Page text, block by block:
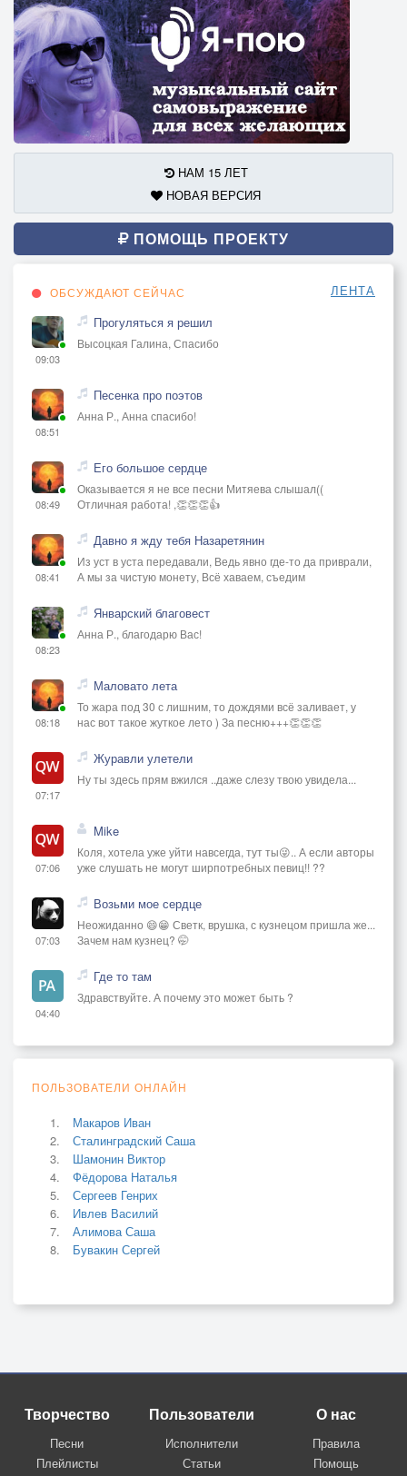
НАМ 15 ЛЕТ
НОВАЯ ВЕРСИЯ
ПОМОЩЬ ПРОЕКТУ
ОБСУЖДАЮТ СЕЙЧАС ЛЕНТА
09:03
Прогуляться я решил
Высоцкая Галина, Спасибо
08:51
Песенка про поэтов
Анна Р., Анна спасибо!
08:49
Его большое сердце
Оказывается я не все песни Митяева слышал((
Отличная работа! ,👏👏👏👍
08:41
Давно я жду тебя Назаретянин
Из уст в уста передавали, Ведь явно где-то да приврали,
А мы за чистую монету, Всё хаваем, съедим
08:23
Январский благовест
Анна Р., благодарю Вас!
08:18
Маловато лета
То жара под 30 с лишним, то дождями всё заливает, у
нас вот такое жуткое лето ) За песню+++👏👏👏
07:17
Журавли улетели
Ну ты здесь прям вжился ..даже слезу твою увидела...
07:06
Mike
Коля, хотела уже уйти навсегда, тут ты😜.. А если авторы
уже слушать не могут ширпотребных певиц!! ??
07:03
Возьми мое сердце
Неожиданно 😄😁 Светк, врушка, с кузнецом пришла же...
Зачем нам кузнец? 🤭
04:40
Где то там
Здравствуйте. А почему это может быть ?
ПОЛЬЗОВАТЕЛИ ОНЛАЙН
Макаров Иван
Сталинградский Саша
Шамонин Виктор
Фёдорова Наталья
Сергеев Генрих
Ивлев Василий
Алимова Саша
Бувакин Сергей
Творчество
Песни
Плейлисты
Пользователи
Исполнители
Статьи
О нас
Правила
Помощь